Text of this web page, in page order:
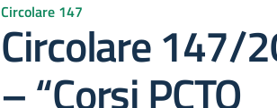
Circolare 147
Circolare 147/
– “Corsi PCTO